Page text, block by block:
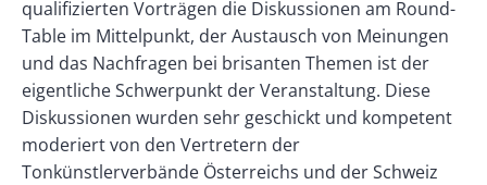
qualifizierten Vorträgen die Diskussionen am Round-
Table im Mittelpunkt, der Austausch von Meinungen
und das Nachfragen bei brisanten Themen ist der
eigentliche Schwerpunkt der Veranstaltung. Diese
Diskussionen wurden sehr geschickt und kompetent
moderiert von den Vertretern der
Tonkünstlerverbände Österreichs und der Schweiz